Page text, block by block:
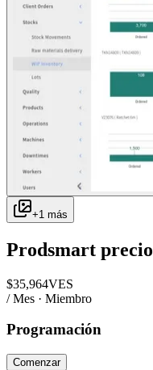
+1 más
Prodsmart
$35,964VES
/ Mes · Miembro
Programación
Comenzar